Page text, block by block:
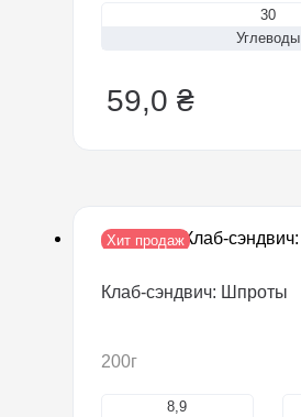
30
Углеводы
59,0 ₴
Хит продаж
Клаб-сэндвич: Шпроты
200г
8,9